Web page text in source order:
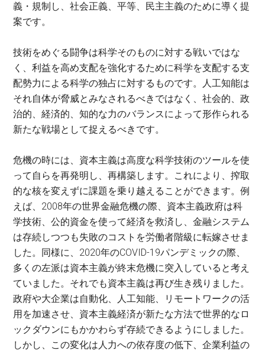
義・規制し、社会正義、平等、民主主義のために導く提
案です。
技術をめぐる闘争は科学そのものに対する戦いではな
く、利益を高め支配を強化するために科学を支配する支
配勢力による科学の独占に対するものです。人工知能は
それ自体が脅威とみなされるべきではなく、社会的、政
治的、経済的、知的な力のバランスによって形作られる
新たな戦場として捉えるべきです。
危機の時には、資本主義は高度な科学技術のツールを使
って自らを再発明し、再構築します。これにより、搾取
的な核を変えずに課題を乗り越えることができます。例
えば、 2008年の世界金融危機の際、資本主義政府は科
学技術、公的資金を使って経済を救済し、金融システム
は存続しつつも失敗のコストを労働者階級に転嫁させま
した。同様に、 2020年のCOVID-19パンデミックの際、
多くの左派は資本主義が終末危機に突入していると考え
ていました。それでも資本主義は再び生き残りました。
政府や大企業は自動化、人工知能、リモートワークの活
用を加速させ、資本主義経済が新たな方法で世界的なロ
ックダウンにもかかわらず存続できるようにしました。
しかし、この変化は人力への依存度の低下、企業利益の